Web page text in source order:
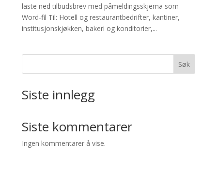
laste ned tilbudsbrev med påmeldingsskjema som
Word-fil Til: Hotell og restaurantbedrifter, kantiner,
institusjonskjøkken, bakeri og konditorier,...
Søk
Siste innlegg
Siste kommentarer
Ingen kommentarer å vise.